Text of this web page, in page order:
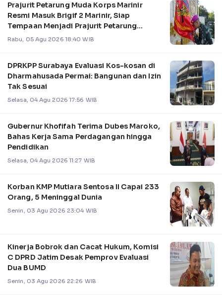
Prajurit Petarung Muda Korps Marinir
Resmi Masuk Brigif 2 Marinir, Siap
Tempaan Menjadi Prajurit Petarung
Profesional
Rabu, 05 Agu 2026 18:40 WIB
DPRKPP Surabaya Evaluasi Kos-kosan di
Dharmahusada Permai: Bangunan dan Izin
Tak Sesuai
Selasa, 04 Agu 2026 17:56 WIB
Gubernur Khofifah Terima Dubes Maroko,
Bahas Kerja Sama Perdagangan hingga
Pendidikan
Selasa, 04 Agu 2026 11:27 WIB
Korban KMP Mutiara Sentosa II Capai 233
Orang, 5 Meninggal Dunia
Senin, 03 Agu 2026 23:04 WIB
Kinerja Bobrok dan Cacat Hukum, Komisi
C DPRD Jatim Desak Pemprov Evaluasi
Dua BUMD
Senin, 03 Agu 2026 22:26 WIB